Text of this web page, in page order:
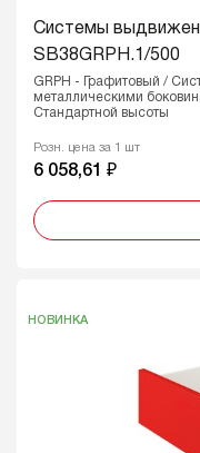
Системы
SB38GRPH.1/500
GRPH - Графитовый /
металлическими
Стандартной высоты
Розн. цена за 1 шт
6 058,61 ₽
НОВИНКА